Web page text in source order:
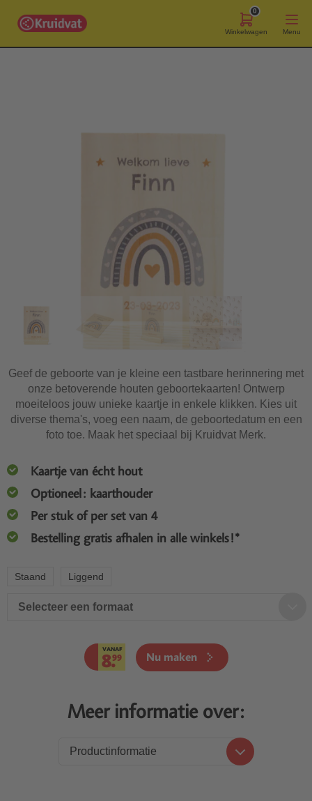
0
Winkelwagen Menu
Geef de geboorte van je kleine een tastbare herinnering met
onze betoverende houten geboortekaarten! Ontwerp
moeiteloos jouw unieke kaartje in enkele klikken. Kies uit
diverse thema's, voeg een naam, de geboortedatum en een
foto toe. Maak het speciaal bij Kruidvat Merk.
Kaartje van écht hout
Optioneel: kaarthouder
Per stuk of per set van 4
Bestelling gratis afhalen in alle winkels!*
Staand Liggend
Selecteer een formaat
VANAF
8.99 Nu maken
Meer informatie over:
Productinformatie